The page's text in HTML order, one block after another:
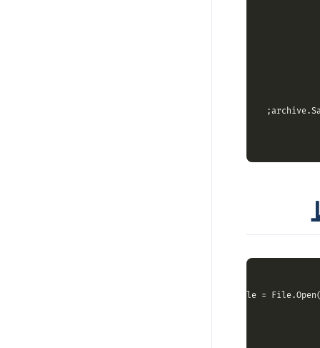
(FileStream zipFile =